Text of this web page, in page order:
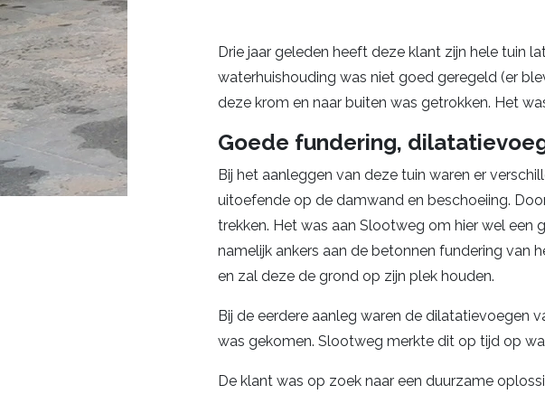
Drie jaar geleden heeft deze klant zijn hele tuin
waterhuishouding was niet goed geregeld (er
deze krom en naar buiten was getrokken. Het
Goede fundering,
Bij het aanleggen van deze tuin waren er
uitoefende op de damwand en beschoeiing.
trekken. Het was aan Slootweg om hier wel een
namelijk ankers aan de betonnen fundering van
en zal deze de grond op zijn plek houden.
Bij de eerdere aanleg waren de dilatatievoegen
was gekomen. Slootweg merkte dit op tijd op
De klant was op zoek naar een duurzame